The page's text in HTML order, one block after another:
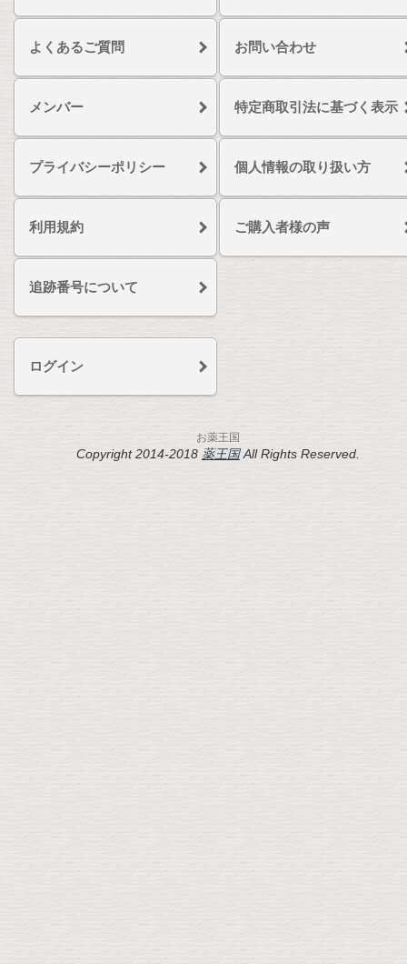
よくあるご質問 お問い合わせ
メンバー 特定商取引法に基づく表示
プライバシーポリシー 個人情報の取り扱い方
利用規約 ご購入者様の声
追跡番号について
ログイン
お薬王国
Copyright 2014-2018 薬王国All Rights Reserved.